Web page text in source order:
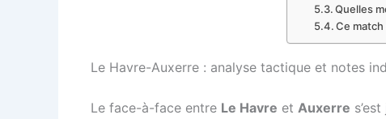
Quelles
Ce
Le Havre-Auxerre : analyse tactique et notes
Le face-à-face entre Le Havre et Auxerre